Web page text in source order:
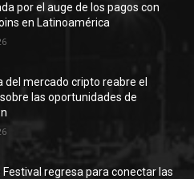
por el auge de los pagos con
en Latinoamérica
del mercado cripto reabre el
las oportunidades de
Festival regresa para conectar las